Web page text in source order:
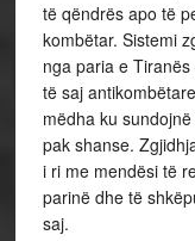
të qëndrës apo të
kombëtar. Sistemi
nga paria e
të saj
mëdha ku
pak shanse.
i ri me mendësi të
parinë dhe të
saj.